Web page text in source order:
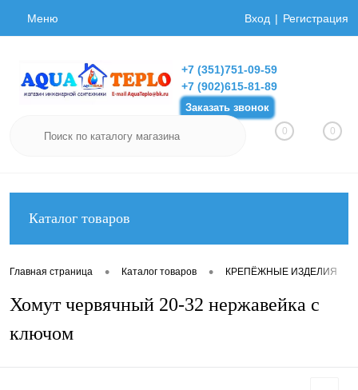
Меню Вход Регистрация
+7 (351)751-09-59
+7 (902)615-81-89
Заказать звонок
0 0
Каталог товаров
Главная страница • Каталог товаров • КРЕПЁЖНЫЕ ИЗДЕЛИЯ
Хомут червячный 20-32 нержавейка с
ключом